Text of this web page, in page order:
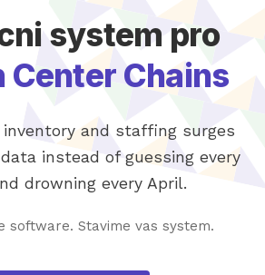
system pro
Center Chains
inventory and staffing surges
instead of guessing every
drowning every April.
software. Stavime vas system.